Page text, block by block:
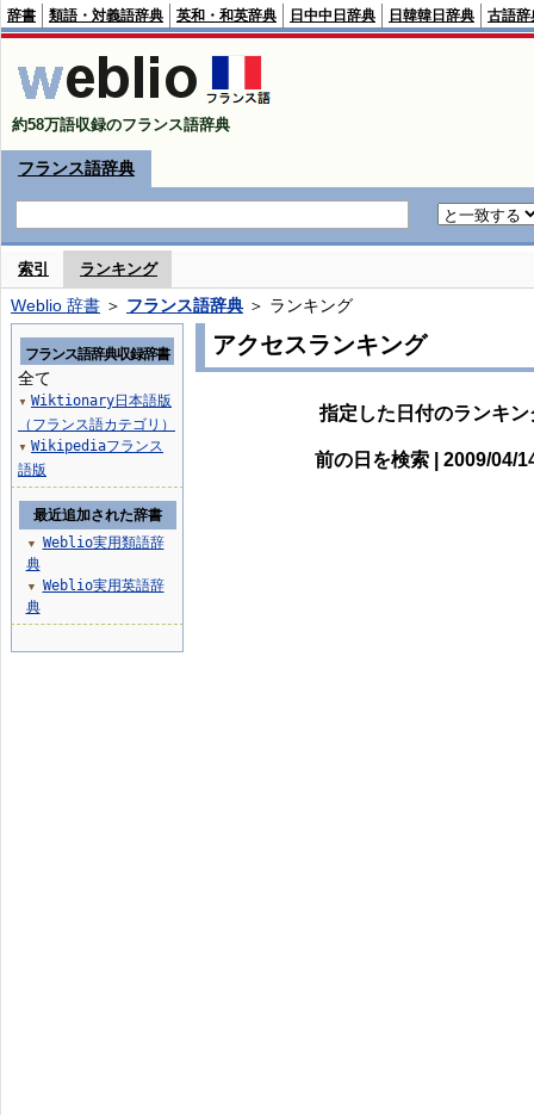
辞書 類語・対義語辞典 英和・和英辞典 日中中日辞典 日韓韓日辞典 古語辞
約58万語収録のフランス語辞典
フランス語辞典
索引 ランキング
Weblio 辞書 ＞ フランス語辞典 ＞ ランキング
アクセスランキング
指定した日付のランキ
前の日を検索 | 2009/04/
フランス語辞典収録辞書
全て
▼ Wiktionary日本語版
（フランス語カテゴリ）
▼ Wikipediaフランス
語版
最近追加された辞書
▼
Weblio実用類語辞
典
▼
Weblio実用英語辞
典